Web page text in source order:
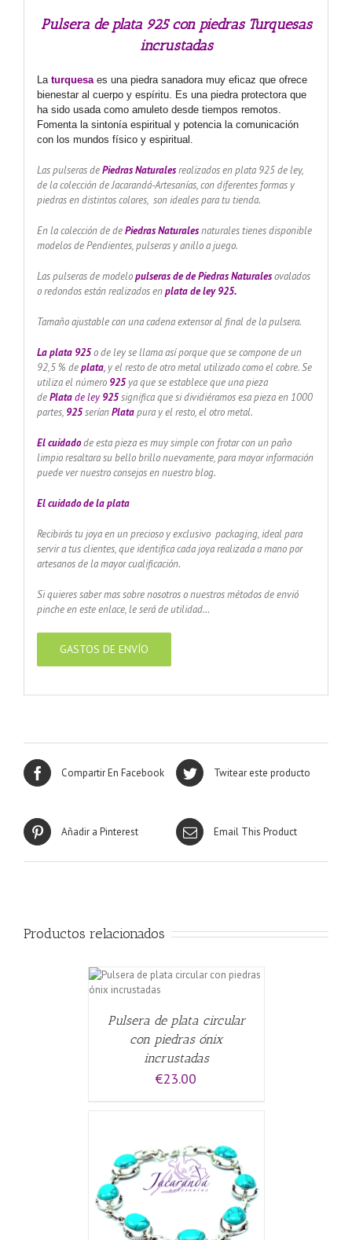
Pulsera de plata 925 con piedras Turquesas
incrustadas
La turquesaes una piedra sanadora muy eficaz que ofrece
bienestar al cuerpo y espíritu. Es una piedra protectora que
ha sido usada como amuleto desde tiempos remotos.
Fomenta la sintonía espiritual y potencia la comunicación
con los mundos físico y espiritual.
Las pulseras dePiedras Naturalesrealizados en plata 925 de ley,
de la colección de Jacarandá-Artesanías, con diferentes formas y
piedras en distintos colores, son ideales para tu tienda.
En la colección de dePiedras Naturalesnaturales tienes disponible
modelos de Pendientes, pulseras y anillo a juego.
Las pulseras de modelopulseras de de Piedras Naturalesovalados
o redondos están realizados enplata de ley 925.
Tamaño ajustable con una cadena extensor al final de la pulsera.
La plata 925o de ley se llama así porque que se compone de un
92,5 % de plata,y el resto de otro metal utilizado como el cobre. Se
utiliza el número 925 ya que se establece que una pieza
dePlatade ley925significa que si dividiéramos esa pieza en 1000
partes, 925seríanPlatapura y el resto, el otro metal.
El cuidado de esta pieza es muy simple con frotar con un paño
limpio resaltara su bello brillo nuevamente, para mayor información
puede ver nuestro consejos en nuestro blog.
El cuidado dela plata
Recibirás tu joya en un precioso y exclusivo packaging, ideal para
servir a tus clientes, que identifica cada joya realizada a mano por
artesanos de la mayor cualificación.
Si quieres saber mas sobre nosotros o nuestros métodos de envió
pinche en este enlace, le será de utilidad…
GASTOS DE ENVÍO
Compartir En Facebook Twitear este producto
Añadir a Pinterest Email This Product
Productos relacionados
Pulsera de plata circular
con piedras ónix
incrustadas
€23.00